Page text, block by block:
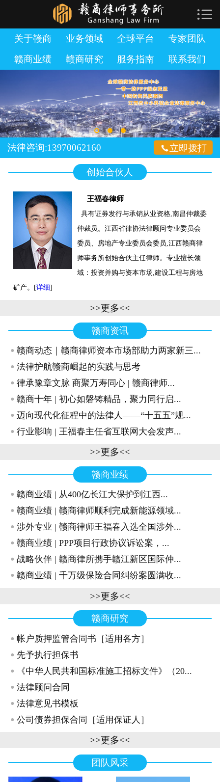
 网站首页
关于赣商
业务领域
全球平台
专家团队
赣商业绩
赣商研究
加入赣商
联系我们

关于赣商 业务领域 全球平台
专家团队
赣商业绩
赣商研究 服务指南 联系我们
立即拨打
法律咨询:13970062160
创始合伙人
王福春律师
具有证券发行与承销从业资格,南昌仲裁委
仲裁员。江西省律协法律顾问专业委员会
委员、房地产专业委员会委员,江西赣商律
师事务所创始合伙主任律师。专业擅长领
域：投资并购与资本市场,建设工程与房地
矿产。[详细]
>>更多<<
赣商资讯
· 赣商动态｜赣商律师资本市场部助力两家新三...
· 法律护航赣商崛起的实践与思考
· 律承豫章文脉 商聚万寿同心 | 赣商律师...
· 赣商十年 | 初心如磐铸精品，聚力同行启...
· 迈向现代化征程中的法律人——“十五五”规...
· 行业影响 | 王福春主任省互联网大会发声...
>>更多<<
赣商业绩
· 赣商业绩 | 从400亿长江大保护到江西...
· 赣商业绩 | 赣商律师顺利完成新能源领域...
· 涉外专业 | 赣商律师王福春入选全国涉外...
· 赣商业绩 | PPP项目行政协议诉讼案，...
· 战略伙伴 | 赣商律所携手赣江新区国际仲...
· 赣商业绩 | 千万级保险合同纠纷案圆满收...
>>更多<<
赣商研究
· 帐户质押监管合同书［适用各方］
· 先予执行担保书
· 《中华人民共和国标准施工招标文件》（20...
· 法律顾问合同
· 法律意见书模板
· 公司债券担保合同［适用保证人］
>>更多<<
团队风采